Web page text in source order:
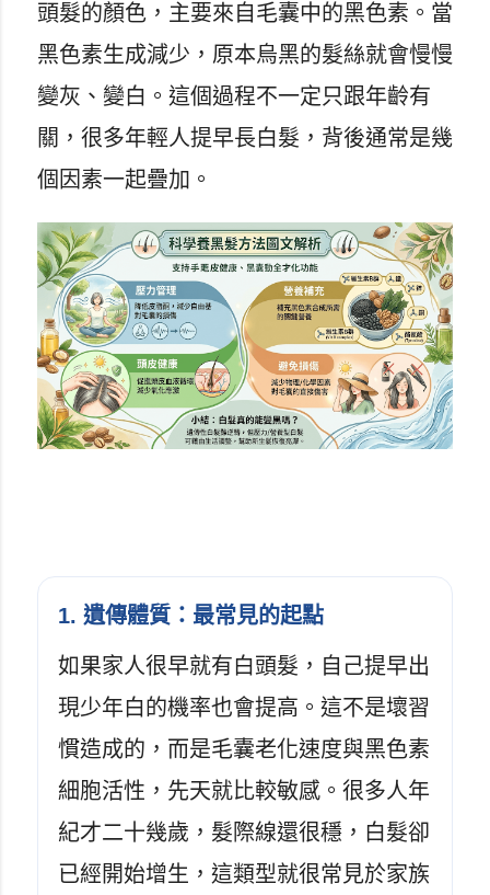
頭髮的顏色，主要來自毛囊中的黑色素。當
黑色素生成減少，原本烏黑的髮絲就會慢慢
變灰、變白。這個過程不一定只跟年齡有
關，很多年輕人提早長白髮，背後通常是幾
個因素一起疊加。
1. 遺傳體質：最常見的起點
如果家人很早就有白頭髮，自己提早出
現少年白的機率也會提高。這不是壞習
慣造成的，而是毛囊老化速度與黑色素
細胞活性，先天就比較敏感。很多人年
紀才二十幾歲，髮際線還很穩，白髮卻
已經開始增生，這類型就很常見於家族